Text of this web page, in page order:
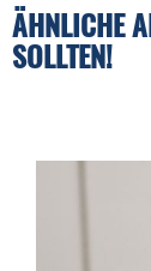
ÄHNLICHE
SOLLTEN!